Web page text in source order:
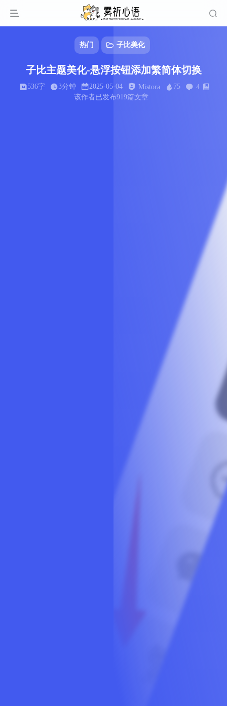
热门 子比美化
子比主题美化-悬浮按钮添加繁简体切换
536字 3分钟 2025-05-04 Mistora 75
4
该作者已发布919篇文章